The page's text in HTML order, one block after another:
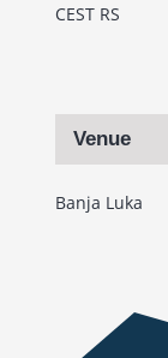
CEST RS
Venue
Banja Luka